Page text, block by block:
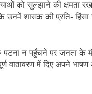
को सुलझाने की क्षमता
उनमें शासक की प्रति-
न पहुँचने पर जनता के
वातावरण में दिए अपने